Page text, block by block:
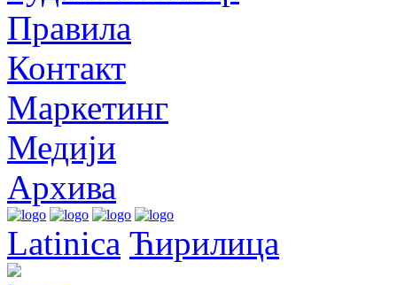
Правила
Контакт
Маркетинг
Медији
Архива
Latinica Ћирилица